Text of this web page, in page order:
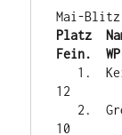
Platz
Fein.
12
10